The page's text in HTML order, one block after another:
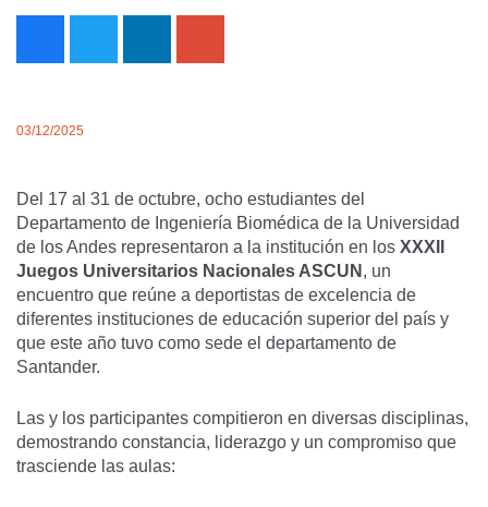
03/12/2025
Del 17 al 31 de octubre, ocho estudiantes del
Departamento de Ingeniería Biomédica de la Universidad
de los Andes representaron a la institución en los XXXII
Juegos Universitarios Nacionales ASCUN , un
encuentro que reúne a deportistas de excelencia de
diferentes instituciones de educación superior del país y
que este año tuvo como sede el departamento de
Santander.
Las y los participantes compitieron en diversas disciplinas,
demostrando constancia, liderazgo y un compromiso que
trasciende las aulas: